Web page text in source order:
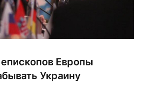
Европы
Украину